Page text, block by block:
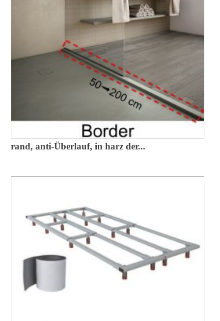
rand, anti-Überlauf, in harz der...